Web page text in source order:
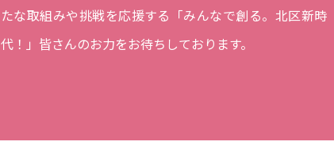
たな取組みや挑戦を応援する「みんなで創る。北区新時
代！」皆さんのお力をお待ちしております。